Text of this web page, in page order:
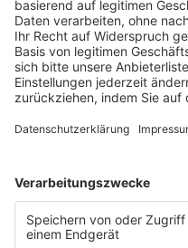
dfv Mediengruppe
Mainzer Landstr. 251
60326 Frankfurt am Main
E-Mail:info@ruw.de
Web:https://www.ruw.de
AGB
Datenschutzerklärung
Genderhinweis